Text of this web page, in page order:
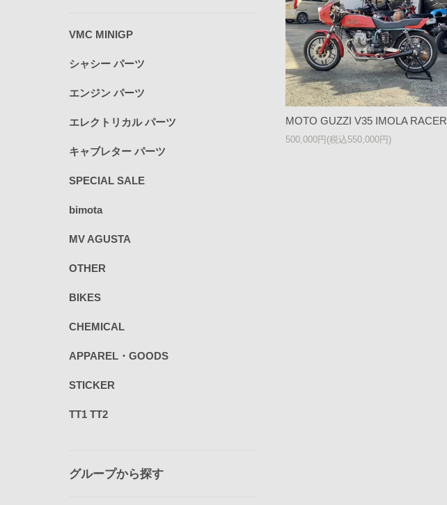
MOTO GUZZI V35 IMOLA RACER
500,000円(税込550,000円)
VMC MINIGP
シャシー パーツ
エンジン パーツ
エレクトリカル パーツ
キャブレター パーツ
SPECIAL SALE
bimota
MV AGUSTA
OTHER
BIKES
CHEMICAL
APPAREL・GOODS
STICKER
TT1 TT2
グループから探す